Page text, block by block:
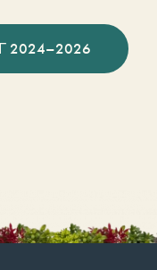
2024–2026